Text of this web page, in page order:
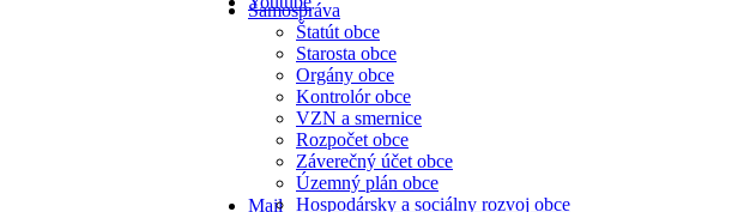
Mail
Samospráva
Štatút obce
Starosta obce
Orgány obce
Kontrolór obce
VZN a smernice
Rozpočet obce
Záverečný účet obce
Územný plán obce
Hospodársky a sociálny rozvoj obce